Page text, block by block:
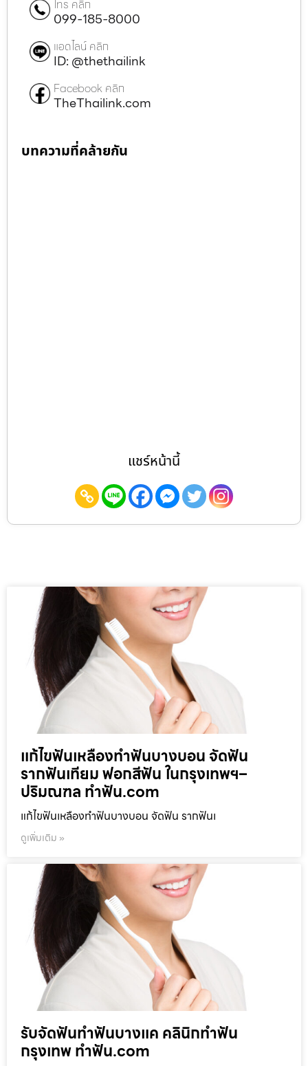
โทร คลิก
099-185-8000
แอดไลน์ คลิก
ID: @thethailink
Facebook คลิก
TheThailink.com
บทความที่คล้ายกัน
แชร์หน้านี้
แก้ไขฟันเหลืองทำฟันบางบอน จัดฟัน
รากฟันเทียม ฟอกสีฟัน ในกรุงเทพฯ–
ปริมณฑล ทำฟัน.com
แก้ไขฟันเหลืองทำฟันบางบอน จัดฟัน รากฟันเ
ดูเพิ่มเติม »
รับจัดฟันทำฟันบางแค คลินิกทำฟัน
กรุงเทพ ทำฟัน.com